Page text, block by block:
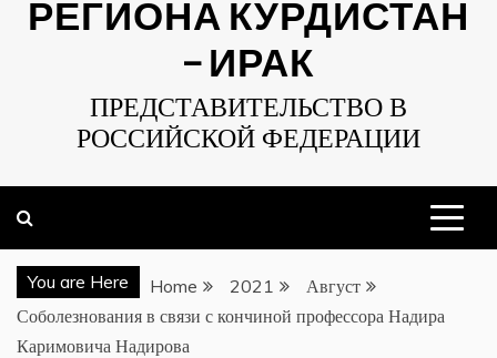
РЕГИОНА КУРДИСТАН
— ИРАК
ПРЕДСТАВИТЕЛЬСТВО В
РОССИЙСКОЙ ФЕДЕРАЦИИ
You are Here Home 2021
Август
Соболезнования в связи с кончиной профессора Надира
Каримовича Надирова